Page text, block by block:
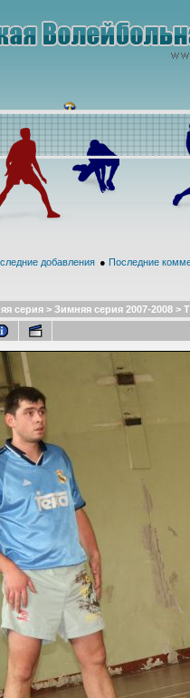
добавления ● Последние
серия > Зимняя серия 2007-2008 >